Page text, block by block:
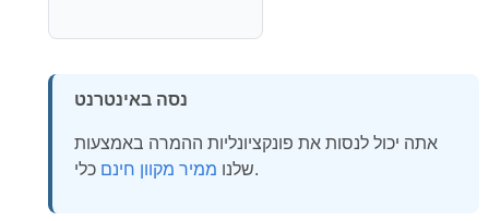
נסה באינטרנט
אתה יכול לנסות את פונקציונליות ההמרה באמצעות
שלנו ממיר מקוון חינם כלי.